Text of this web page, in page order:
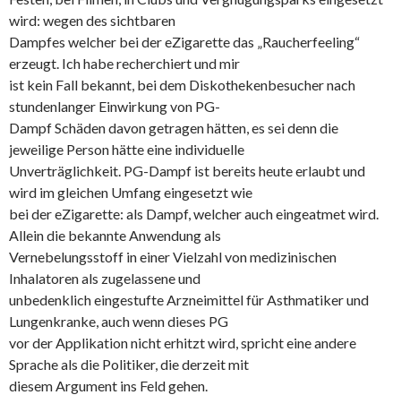
wird: wegen des sichtbaren
Dampfes welcher bei der eZigarette das „Raucherfeeling“
erzeugt. Ich habe recherchiert und mir
ist kein Fall bekannt, bei dem Diskothekenbesucher nach
stundenlanger Einwirkung von PG-
Dampf Schäden davon getragen hätten, es sei denn die
jeweilige Person hätte eine individuelle
Unverträglichkeit. PG-Dampf ist bereits heute erlaubt und
wird im gleichen Umfang eingesetzt wie
bei der eZigarette: als Dampf, welcher auch eingeatmet wird.
Allein die bekannte Anwendung als
Vernebelungsstoff in einer Vielzahl von medizinischen
Inhalatoren als zugelassene und
unbedenklich eingestufte Arzneimittel für Asthmatiker und
Lungenkranke, auch wenn dieses PG
vor der Applikation nicht erhitzt wird, spricht eine andere
Sprache als die Politiker, die derzeit mit
diesem Argument ins Feld gehen.